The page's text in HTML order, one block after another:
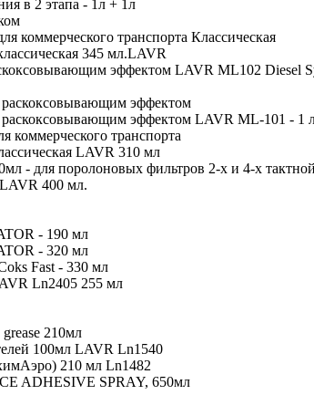
в 2 этапа - 1л + 1л
коммерческого транспорта Классическая
345 мл.LAVR
эффектом LAVR ML102 Diesel
эффектом
эффектом LAVR ML-101 - 1
коммерческого транспорта
LAVR 310 мл
- для поролоновых фильтров 2-х и 4-х
LAVR 400 мл.
- 190 мл
- 320 мл
Fast - 330 мл
Ln2405 255 мл
210мл
100мл LAVR Ln1540
210 мл Ln1482
ADHESIVE SPRAY, 650мл